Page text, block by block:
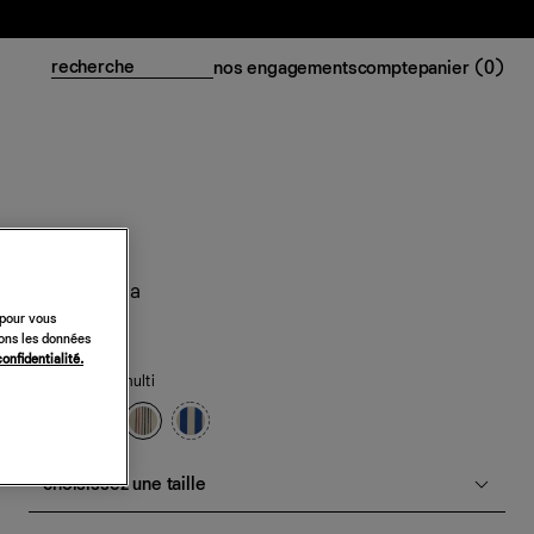
nos engagementscomptepanier (0)
Cabas Lucia
348 €
toile rayures multi
choisissez une taille
vous
les données